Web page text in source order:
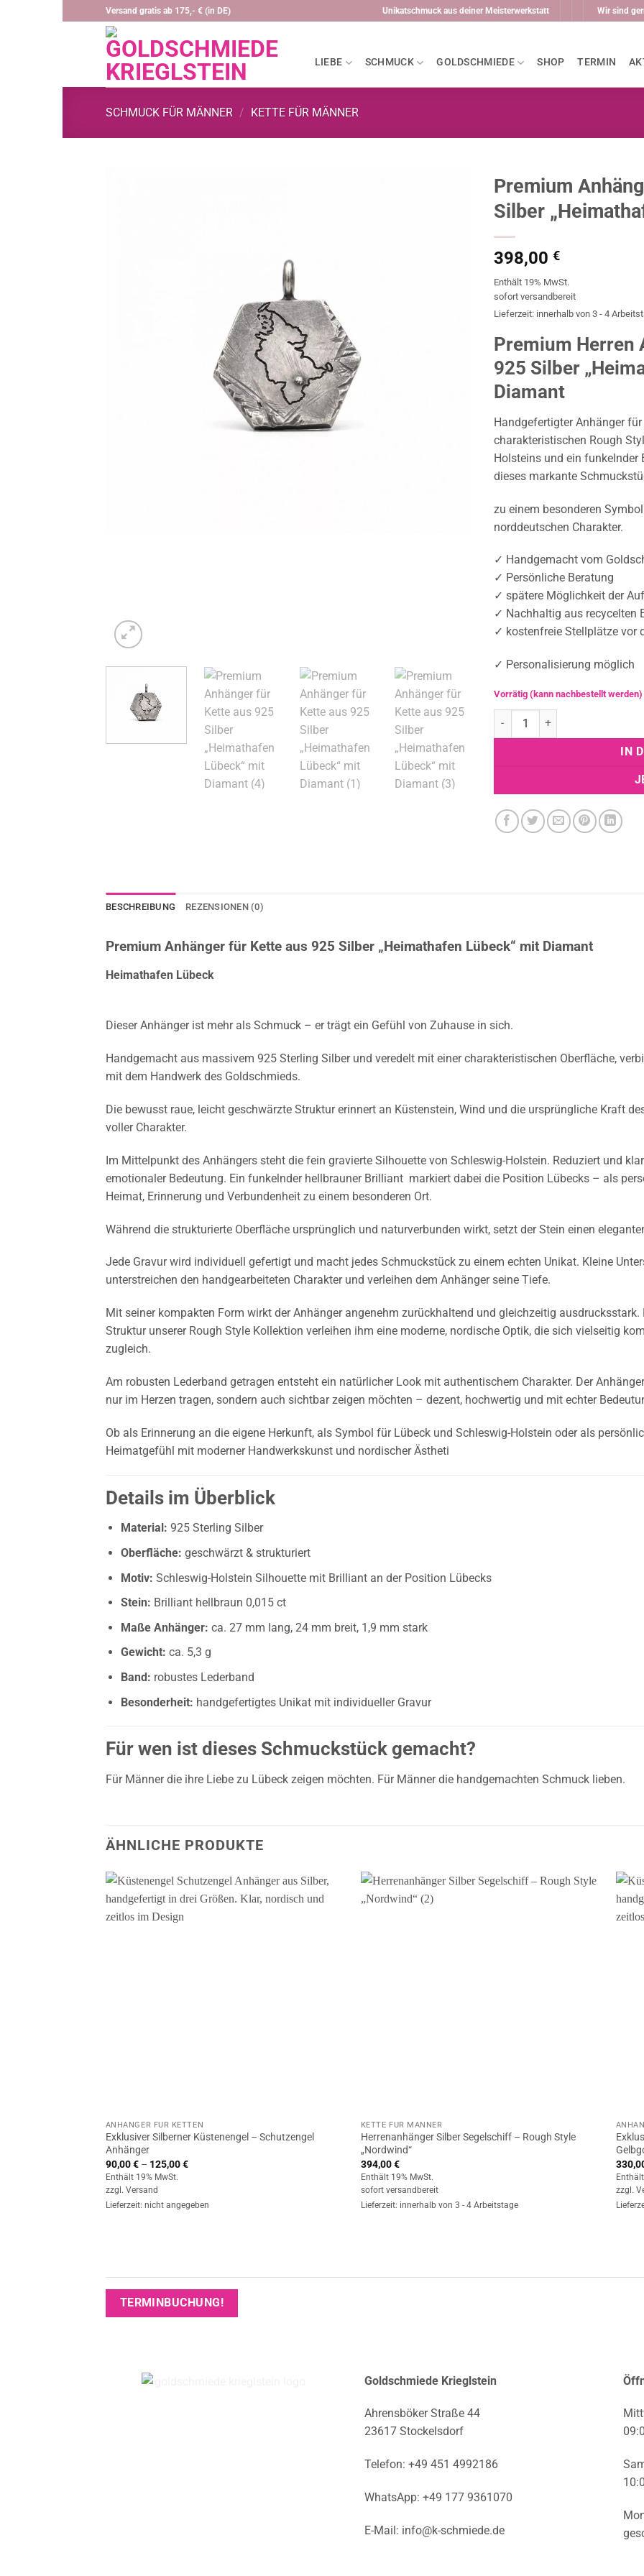
Inhalt
Versand gratis ab 175,- € (in DE) Unikatschmuck aus deiner Meisterwerkstatt Wir sind
LIEBE SCHMUCK GOLDSCHMIEDE SHOP TERMIN
SCHMUCK FÜR MÄNNER / KETTE FÜR MÄNNER
Premium
Silber
398,00 €
Enthält 19% MwSt.
sofort versandbereit
Lieferzeit: innerhalb von 3 - 4
Premium Herren
925 Silber
Diamant
Handgefertigter Anhänger
charakteristischen Rough
Holsteins und ein
dieses markante
zu einem besonderen
norddeutschen Charakter.
✓ Handgemacht vom
✓ Persönliche Beratung
✓ spätere Möglichkeit der
✓ Nachhaltig aus recycelten
✓ kostenfreie Stellplätze vor
✓ Personalisierung möglich
Vorrätig (kann nachbestellt werden)
Premium Anhänger für Kette
IN
BESCHREIBUNG REZENSIONEN (0)
Premium Anhänger für Kette aus 925 Silber „Heimathafen Lübeck“ mit Diamant
Heimathafen Lübeck
Dieser Anhänger ist mehr als Schmuck – er trägt ein Gefühl von Zuhause in sich.
Handgemacht aus massivem 925 Sterling Silber und veredelt mit einer charakteristischen Oberfläche,
mit dem Handwerk des Goldschmieds.
Die bewusst raue, leicht geschwärzte Struktur erinnert an Küstenstein, Wind und die ursprüngliche Kraft
voller Charakter.
Im Mittelpunkt des Anhängers steht die fein gravierte Silhouette von Schleswig-Holstein. Reduziert und
emotionaler Bedeutung. Ein funkelnder hellbrauner Brilliant markiert dabei die Position Lübecks – als
Heimat, Erinnerung und Verbundenheit zu einem besonderen Ort.
Während die strukturierte Oberfläche ursprünglich und naturverbunden wirkt, setzt der Stein einen
Jede Gravur wird individuell gefertigt und macht jedes Schmuckstück zu einem echten Unikat. Kleine
unterstreichen den handgearbeiteten Charakter und verleihen dem Anhänger seine Tiefe.
Mit seiner kompakten Form wirkt der Anhänger angenehm zurückhaltend und gleichzeitig
Struktur unserer Rough Style Kollektion verleihen ihm eine moderne, nordische Optik, die sich vielseitig
zugleich.
Am robusten Lederband getragen entsteht ein natürlicher Look mit authentischem Charakter. Der
nur im Herzen tragen, sondern auch sichtbar zeigen möchten – dezent, hochwertig und mit echter
Ob als Erinnerung an die eigene Herkunft, als Symbol für Lübeck und Schleswig-Holstein oder als
Heimatgefühl mit moderner Handwerkskunst und nordischer Ästheti
Details im Überblick
Material: 925 Sterling Silber
Oberfläche: geschwärzt & strukturiert
Motiv: Schleswig-Holstein Silhouette mit Brilliant an der Position Lübecks
Stein: Brilliant hellbraun 0,015 ct
Maße Anhänger: ca. 27 mm lang, 24 mm breit, 1,9 mm stark
Gewicht: ca. 5,3 g
Band: robustes Lederband
Besonderheit: handgefertigtes Unikat mit individueller Gravur
Für wen ist dieses Schmuckstück gemacht?
Für Männer die ihre Liebe zu Lübeck zeigen möchten. Für Männer die handgemachten Schmuck lieben.
ÄHNLICHE PRODUKTE
ANHÄNGER FÜR KETTEN
Exklusiver Silberner Küstenengel – Schutzengel
Anhänger
90,00€ – 125,00€Preisspanne:
Enthält 19% MwSt.
zzgl. Versand
Lieferzeit: nicht angegeben
KETTE FÜR MÄNNER
Herrenanhänger Silber Segelschiff – Rough Style
„Nordwind“
394,00€
Enthält 19% MwSt.
sofort versandbereit
Lieferzeit: innerhalb von 3 - 4 Arbeitstage
zzgl.
TERMINBUCHUNG!
Goldschmiede Krieglstein
Ahrensböker Straße 44
23617 Stockelsdorf
Telefon: +49 451 4992186
WhatsApp: +49 177 9361070
E-Mail: info@k-schmiede.de